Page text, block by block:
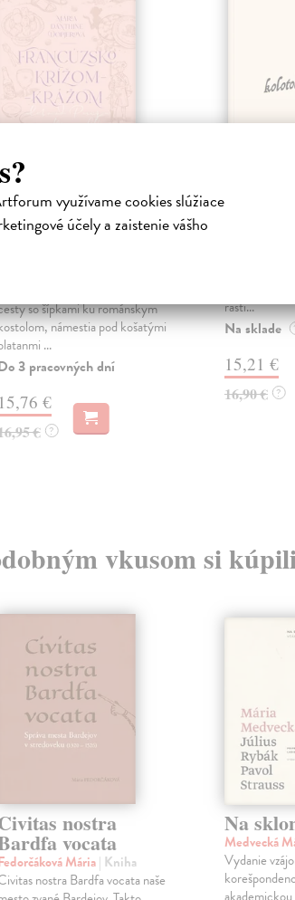
využívame cookies slúžiace
účely a zaistenie vášho
Francúzsko krížom-
so šípkami ku románskym
námestia pod košatými
...
3 pracovných dní
15,76 €
€ ?
Tam, kde
pohybu a
rasti...
Na sklade
15,21 €
16,90 € ?
vkusom si
nostra
vocata
Mária| Kniha
nostra Bardfa vocata naše
Na
Medvecká
Vydanie